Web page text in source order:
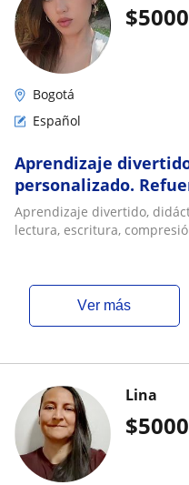
$5000
Bogotá
Español
Aprendizaje
personalizado.
compresión lectora
Aprendizaje divertido,
lectura, escritura,
ver más
$5000
Lina